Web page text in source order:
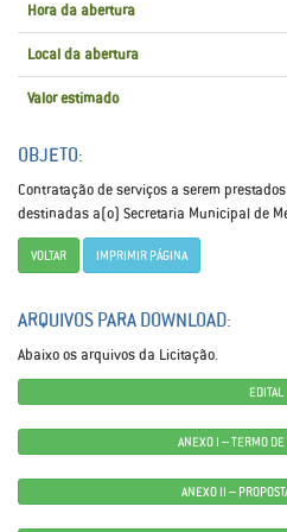
Hora da abertura
Local da abertura
Valor estimado
OBJETO:
Contratação de serviços a serem
destinadas a(o) Secretaria Municipal de
VOLTAR IMPRIMIR PÁGINA
ARQUIVOS PARA DOWNLOAD:
Abaixo os arquivos da Licitação.
EDITAL
ANEXO I – TERMO
ANEXO II –